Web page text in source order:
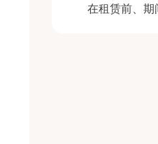
在租赁前、期